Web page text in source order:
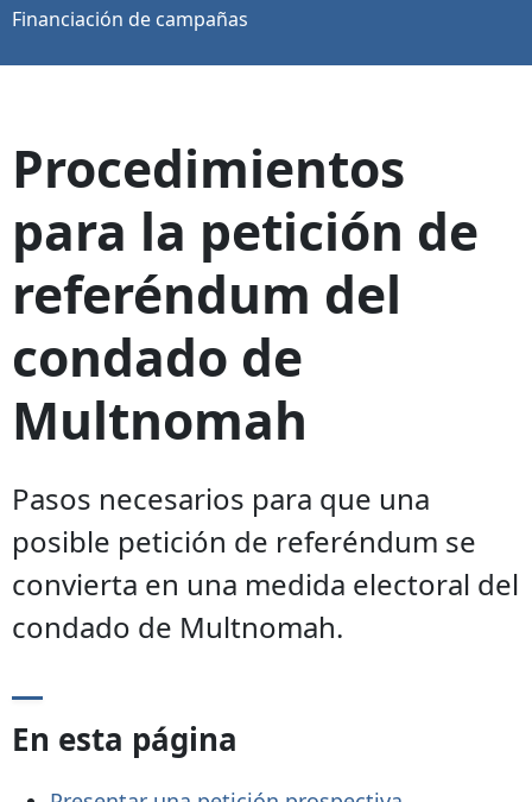
Financiación de campañas
Procedimientos
para la petición de
referéndum del
condado de
Multnomah
Pasos necesarios para que una
posible petición de referéndum se
convierta en una medida electoral del
condado de Multnomah.
En esta página